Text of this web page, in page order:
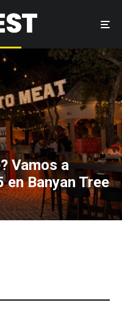
Vamos a
Banyan Tree